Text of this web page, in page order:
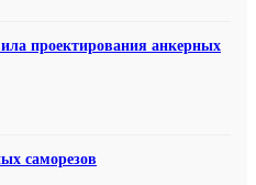
проектирования анкерных
саморезов